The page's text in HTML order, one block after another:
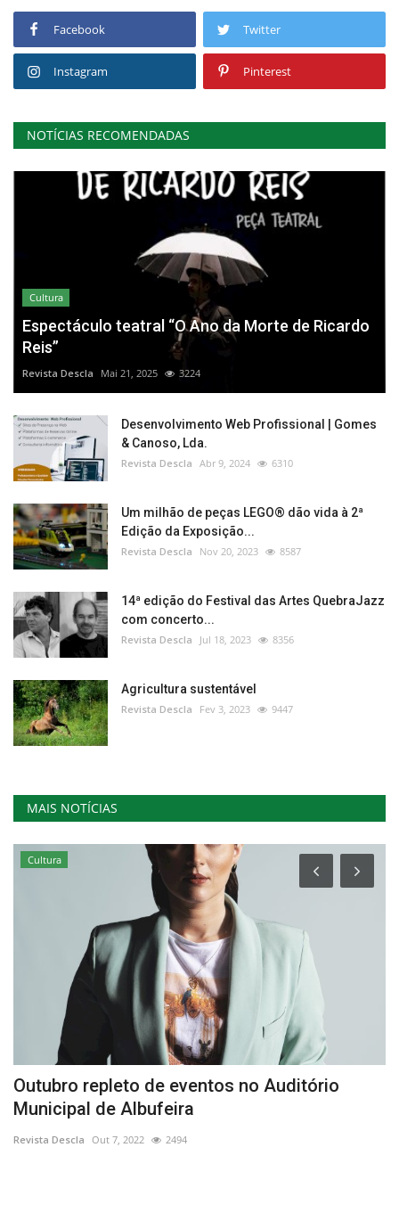
Facebook Twitter
Instagram Pinterest
NOTÍCIAS RECOMENDADAS
Cultura
Espectáculo teatral “O Ano da Morte de Ricardo
Reis”
Revista Descla Mai 21, 2025 3224
Desenvolvimento Web Profissional | Gomes
& Canoso, Lda.
Revista Descla Abr 9, 2024 6310
Um milhão de peças LEGO® dão vida à 2ª
Edição da Exposição...
Revista Descla Nov 20, 2023 8587
14ª edição do Festival das Artes QuebraJazz
com concerto...
Revista Descla Jul 18, 2023 8356
Agricultura sustentável
Revista Descla Fev 3, 2023 9447
MAIS NOTÍCIAS
Cultura
Outubro repleto de eventos no Auditório
Municipal de Albufeira
Revista Descla Out 7, 2022 2494